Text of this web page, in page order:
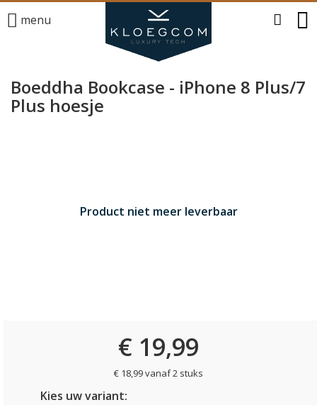
menu
Boeddha Bookcase - iPhone 8 Plus/7
Plus hoesje
Product niet meer leverbaar
€ 19,99
€ 18,99 vanaf 2 stuks
Kies uw variant: